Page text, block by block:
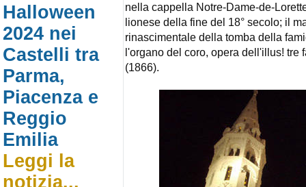
Halloween
2024 nei
Castelli tra
Parma,
Piacenza e
Reggio
Emilia
Leggi la
notizia...
nella cappella Notre-Dame-de-
lionese della fine del 18° secolo; il
rinascimentale della tomba della
l'organo del coro, opera dell'illus! tre
(1866).